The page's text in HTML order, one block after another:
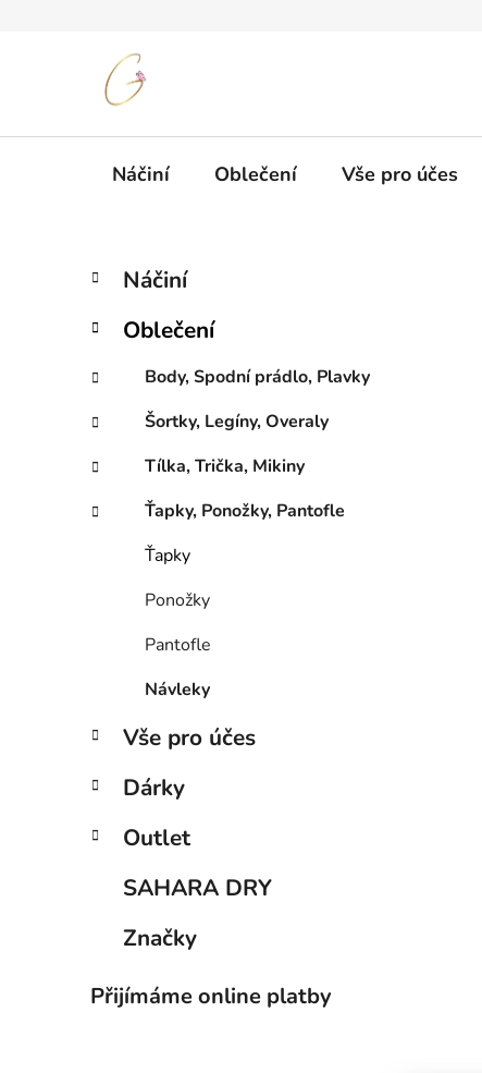
Náčiní Oblečení Vše pro účes
P
s
r
a
n
n
p
Přeskočit
kategorie
K
a
e
o
i
e
Náčiní
Oblečení
Body, Spodní prádlo, Plavky
Šortky, Legíny, Overaly
Tílka, Trička, Mikiny
Ťapky, Ponožky, Pantofle
Ťapky
Ponožky
Pantofle
Návleky
Vše pro účes
Dárky
Outlet
SAHARA DRY
Značky
Přijímáme online platby